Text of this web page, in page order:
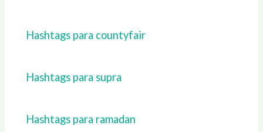
Hashtags para countyfair
Hashtags para supra
Hashtags para ramadan